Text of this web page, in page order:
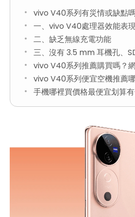
vivo V40系列有災情或缺點
一、vivo V40處理器效能表
二、缺乏無線充電功能
三、沒有 3.5 mm 耳機孔、
vivo V40系列推薦購買嗎？
vivo V40系列便宜空機推薦
手機哪裡買價格最便宜划算